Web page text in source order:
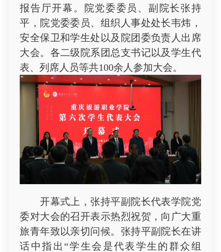
报告厅开幕。院党委委员、副院长张持
平，院党委委员、组织人事处处长韦炜，
安全保卫和学生处以及院团委负责人出席
大会。各二级院系团总支书记以及学生代
表、列席人员等共100余人参加大会。
开幕式上，张持平副院长代表学院党
委对大会的召开表示热烈祝贺，向广大重
旅青年致以亲切问候。张持平副院长在讲
话中指出“学生会是代表学生的群众组